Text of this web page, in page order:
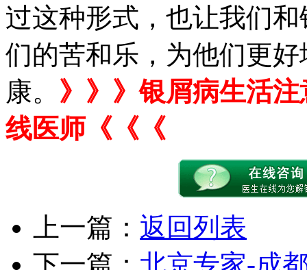
过这种形式，也让我们
们的苦和乐，为他们更
康。 》》》银屑病生活
线医师《《《
上一篇： 返回列表
下一篇： 北京专家-成